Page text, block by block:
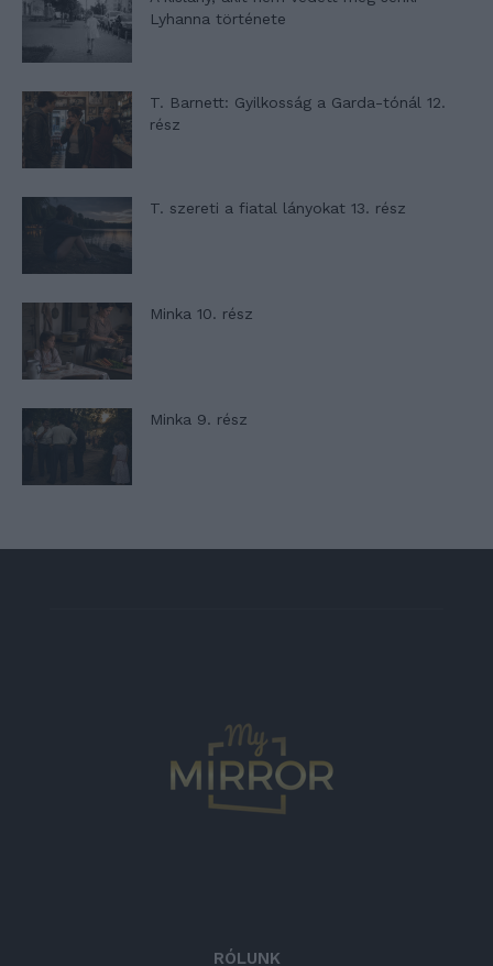
Lyhanna története
T. Barnett: Gyilkosság a Garda-tónál 12.
rész
T. szereti a fiatal lányokat 13. rész
Minka 10. rész
Minka 9. rész
RÓLUNK